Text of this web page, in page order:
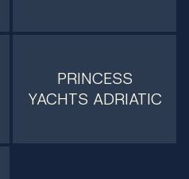
PRINCESS
YACHTS ADRIATIC